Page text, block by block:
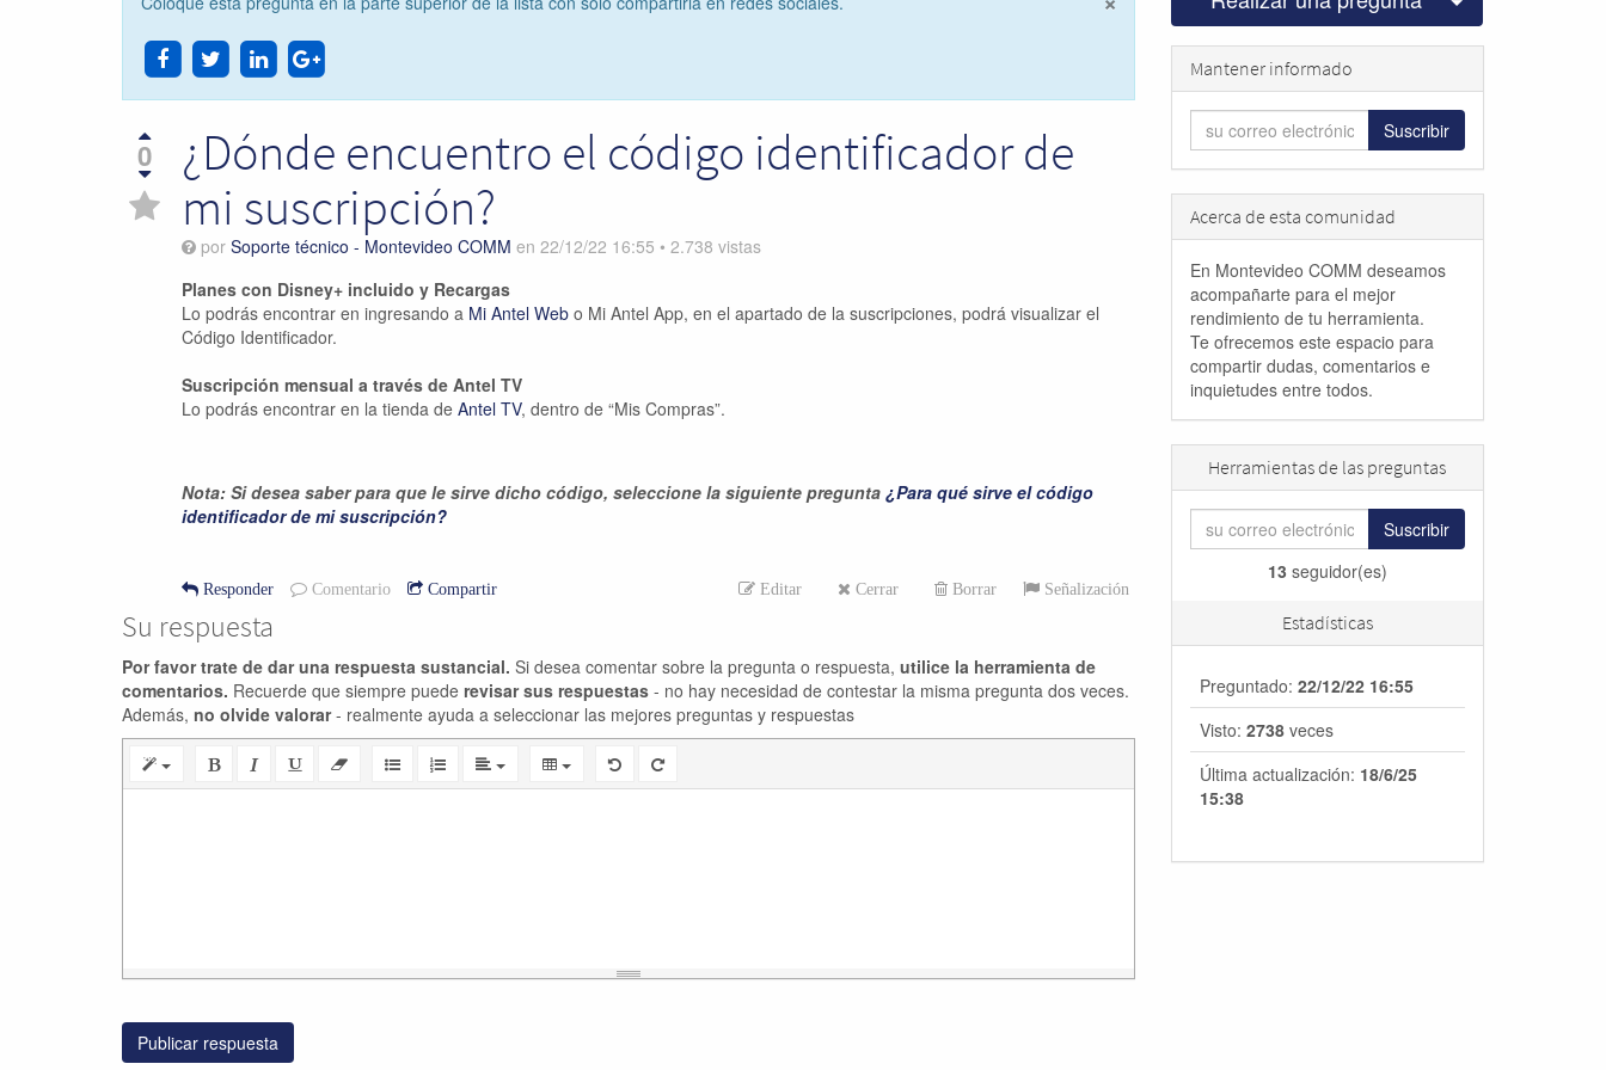
Cerrar
0
¿Dónde encuentro el código identificador de
mi suscripción?
por Soporte técnico - Montevideo COMM en 22/12/22 16:55 • 2.738 vistas
Planes con Disney+ incluido y Recargas
Lo podrás encontrar en ingresando a Mi Antel Web o Mi Antel App, en el apartado de la suscripciones, podrá visualizar el
Código Identificador.
Suscripción mensual a través de Antel TV
Lo podrás encontrar en la tienda de Antel TV, dentro de “Mis Compras”.
Nota: Si desea saber para que le sirve dicho código, seleccione la siguiente pregunta ¿Para qué sirve el código
identificador de mi suscripción?
Editar Cerrar Borrar Señalización
Responder Comentario Compartir
Su respuesta
Por favor trate de dar una respuesta sustancial. Si desea comentar sobre la pregunta o respuesta, utilice la herramienta de
comentarios. Recuerde que siempre puede revisar sus respuestas - no hay necesidad de contestar la misma pregunta dos veces.
Además, no olvide valorar- realmente ayuda a seleccionar las mejores preguntas y respuestas
Publicar respuesta
Mantener informado
Suscribir
Acerca de esta comunidad
En Montevideo COMM deseamos
acompañarte para el mejor
rendimiento de tu herramienta.
Te ofrecemos este espacio para
compartir dudas, comentarios e
inquietudes entre todos.
Herramientas de las preguntas
Suscribir
13 seguidor(es)
Estadísticas
Preguntado: 22/12/22 16:55
Visto: 2738 veces
Última actualización: 18/6/25
15:38